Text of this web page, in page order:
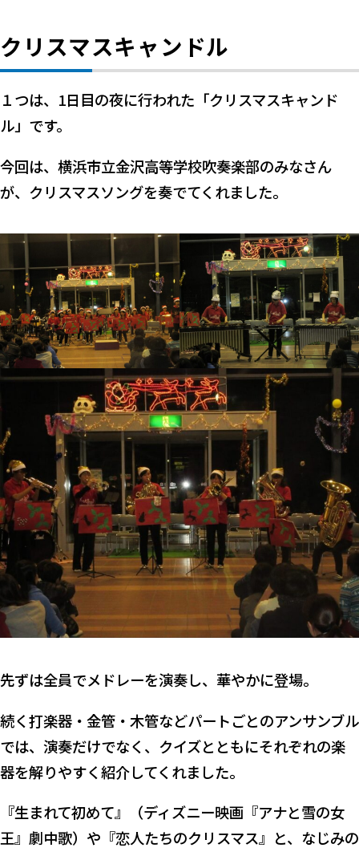
クリスマスキャンドル
１つは、1日目の夜に行われた「クリスマスキャンド
ル」です。
今回は、横浜市立金沢高等学校吹奏楽部のみなさん
が、クリスマスソングを奏でてくれました。
先ずは全員でメドレーを演奏し、華やかに登場。
続く打楽器・金管・木管などパートごとのアンサンブル
では、演奏だけでなく、クイズとともにそれぞれの楽
器を解りやすく紹介してくれました。
『生まれて初めて』（ディズニー映画『アナと雪の女
王』劇中歌）や『恋人たちのクリスマス』と、なじみの